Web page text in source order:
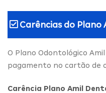
Carências do Plano
O Plano Odontológico
pagamento no cartão de
Carência Plano Amil